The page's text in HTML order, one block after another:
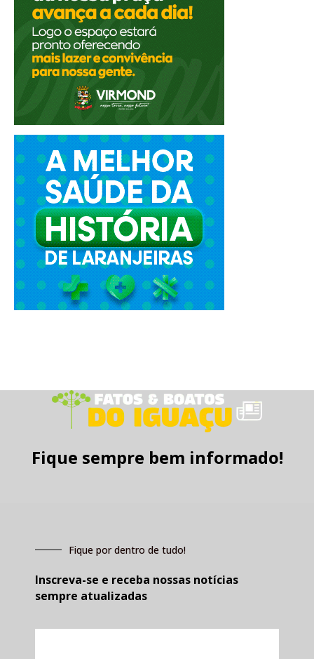
Fique sempre bem informado!
Fique por dentro de tudo!
Inscreva-se e receba nossas notícias
sempre atualizadas